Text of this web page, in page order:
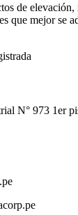
de
que mejor se
N° 973 1er